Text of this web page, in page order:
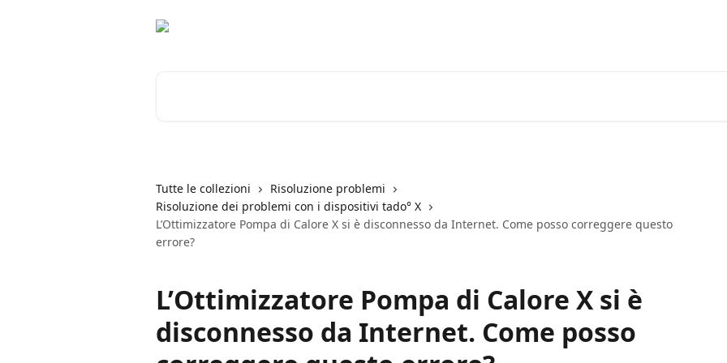
Tutte le collezioni
Risoluzione problemi
Risoluzione dei problemi con i dispositivi tado° X
L’Ottimizzatore Pompa di Calore X si è disconnesso da Internet. Come posso correggere questo
errore?
L’Ottimizzatore Pompa di Calore X si è
disconnesso da Internet. Come posso